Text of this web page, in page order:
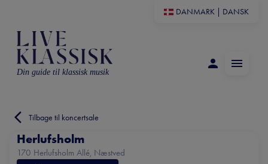
DANMARK DANSK
Din guide til klassisk musik
Tilbage til koncertsale
Herlufsholm
170 Herlufsholm Allé, Næstved